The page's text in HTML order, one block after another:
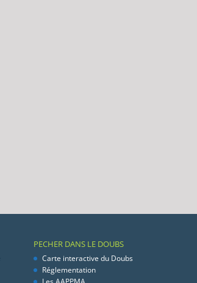
PECHER DANS LE DOUBS
Carte interactive du Doubs
Réglementation